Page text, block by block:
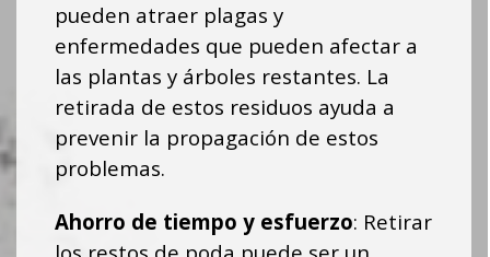
pueden atraer plagas y
enfermedades que pueden afectar a
las plantas y árboles restantes. La
retirada de estos residuos ayuda a
prevenir la propagación de estos
problemas.
Ahorro de tiempo y esfuerzo: Retirar